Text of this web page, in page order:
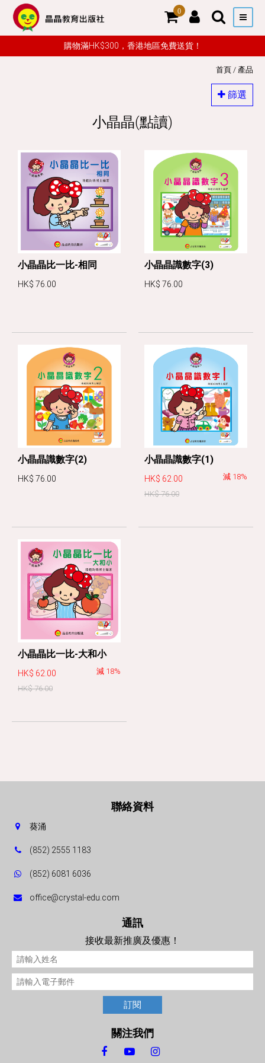
0
購物滿HK$300，香港地區免費送貨！
首頁 / 產品
篩選
小晶晶(點讀)
小晶晶比一比-相同
HK$ 76.00
小晶晶識數字(3)
HK$ 76.00
小晶晶識數字(2)
HK$ 76.00
小晶晶識數字(1)
HK$ 62.00
HK$ 76.00
減 18%
小晶晶比一比-大和小
HK$ 62.00
HK$ 76.00
減 18%
聯絡資料
葵涌
(852) 2555 1183
(852) 6081 6036
office@crystal-edu.com
通訊
接收最新推廣及優惠！
訂閱
關注我們